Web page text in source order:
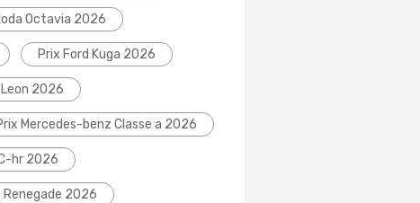
Octavia 2026
Prix Ford Kuga 2026
2026
Mercedes-benz Classe a 2026
hr 2026
Renegade 2026